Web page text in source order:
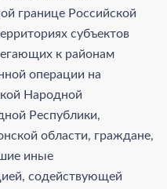
границе Российской
субъектов
к районам
операции на
Народной
Республики,
области, граждане,
иные
содействующей